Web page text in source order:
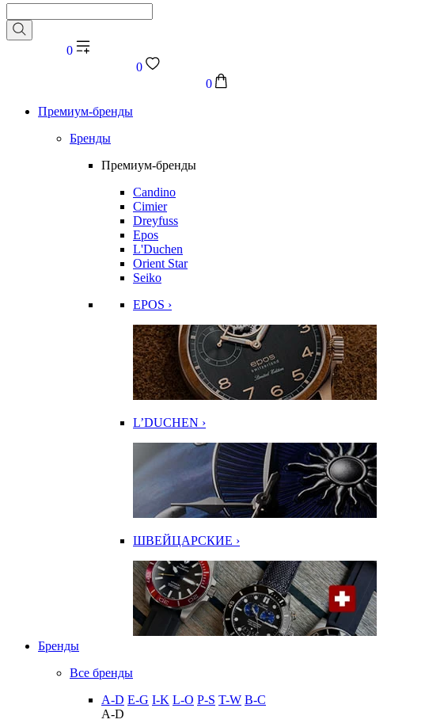
0
0
0
Премиум-бренды
Бренды
Премиум-бренды
Candino
Cimier
Dreyfuss
Epos
L'Duchen
Orient Star
Seiko
EPOS ›
L’DUCHEN ›
ШВЕЙЦАРСКИЕ ›
Бренды
Все бренды
A-D E-G I-K L-O P-S T-W В-С
A-D